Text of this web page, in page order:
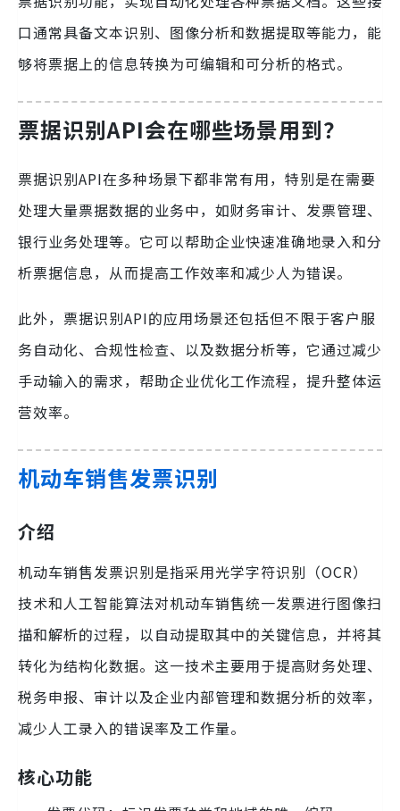
口通常具备文本识别、图像分析和数据提取等能力，能
够将票据上的信息转换为可编辑和可分析的格式。
票据识别API会在哪些场景用到？
票据识别API在多种场景下都非常有用，特别是在需要
处理大量票据数据的业务中，如财务审计、发票管理、
银行业务处理等。它可以帮助企业快速准确地录入和分
析票据信息，从而提高工作效率和减少人为错误。
此外，票据识别API的应用场景还包括但不限于客户服
务自动化、合规性检查、以及数据分析等，它通过减少
手动输入的需求，帮助企业优化工作流程，提升整体运
营效率。
机动车销售发票识别
介绍
机动车销售发票识别是指采用光学字符识别（OCR）
技术和人工智能算法对机动车销售统一发票进行图像扫
描和解析的过程，以自动提取其中的关键信息，并将其
转化为结构化数据。这一技术主要用于提高财务处理、
税务申报、审计以及企业内部管理和数据分析的效率，
减少人工录入的错误率及工作量。
核心功能